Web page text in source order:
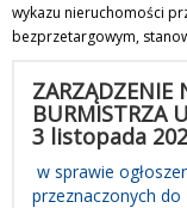
wykazu nieruchomości
bezprzetargowym,
ZARZĄDZENIE
BURMISTRZA
3 listopada
w sprawie
przeznaczonych